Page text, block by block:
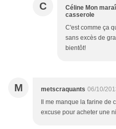
C
Céline Mon
casserole
C'est comme ça
sans excès de
bientôt!
M metscraquants 06/10/
Il me manque la farine
excuse pour acheter une